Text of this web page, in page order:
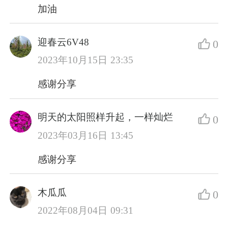
加油
迎春云6V48
2023年10月15日 23:35
0
感谢分享
明天的太阳照样升起，一样灿烂
2023年03月16日 13:45
0
感谢分享
木瓜瓜
2022年08月04日 09:31
0